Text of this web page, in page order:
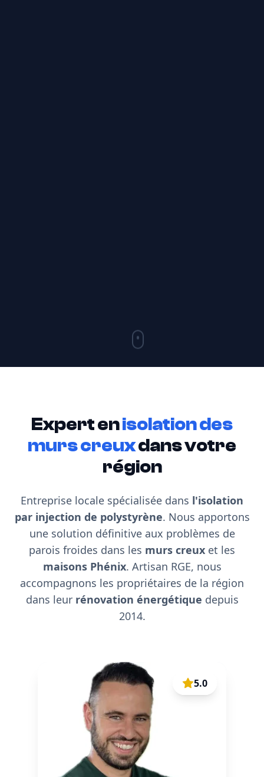
Expert enisolation des
murs creuxdans votre
région
Entreprise locale spécialisée dans l'isolation
par injection de polystyrène. Nous apportons
une solution définitive aux problèmes de
parois froides dans les murs creux et les
maisons Phénix. Artisan RGE, nous
accompagnons les propriétaires de la région
dans leurrénovation énergétique depuis
2014.
5.0